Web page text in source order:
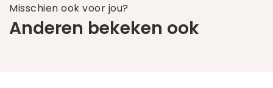
Misschien ook voor jou?
Anderen bekeken ook